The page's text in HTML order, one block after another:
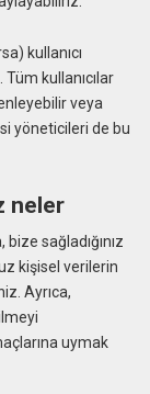
kullanıcı
kullanıcılar
veya
yöneticileri de bu
neler
sağladığınız
kişisel verilerin
Ayrıca,
uymak